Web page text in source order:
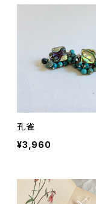
孔雀
¥3,960